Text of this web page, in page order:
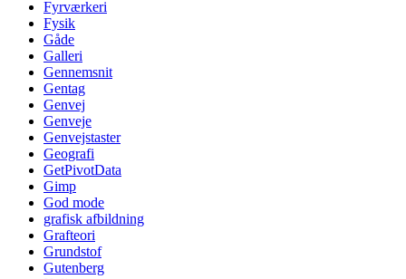
Fyrværkeri
Fysik
Gåde
Galleri
Gennemsnit
Gentag
Genvej
Genveje
Genvejstaster
Geografi
GetPivotData
Gimp
God mode
grafisk afbildning
Grafteori
Grundstof
Gutenberg